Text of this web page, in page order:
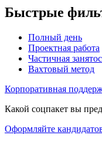
Быстрые
Полный день
Проектная работа
Частичная
Вахтовый метод
Корпоративная
Какой соцпакет вы
Оформляйте